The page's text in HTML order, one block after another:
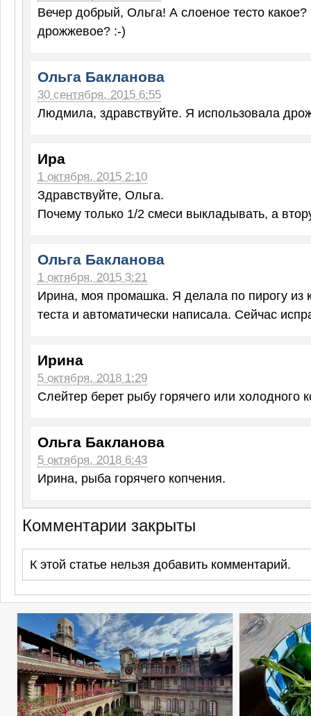
Вечер добрый, Ольга! А слоеное тесто
дрожжевое? :-)
Ольга Бакланова
30 сентября, 2015 6:55
Людмила, здравствуйте. Я использовала
Ира
1 октября, 2015 2:10
Здравствуйте, Ольга.
Почему только 1/2 смеси выкладывать, а
Ольга Бакланова
1 октября, 2015 3:21
Ирина, моя промашка. Я делала по пирогу из
теста и автоматически написала. Сейчас
Ирина
5 октября, 2018 1:29
Слейтер берет рыбу горячего или холодного
Ольга Бакланова
5 октября, 2018 6:43
Ирина, рыба горячего копчения.
Комментарии закрыты
К этой статье нельзя добавить комментарий.